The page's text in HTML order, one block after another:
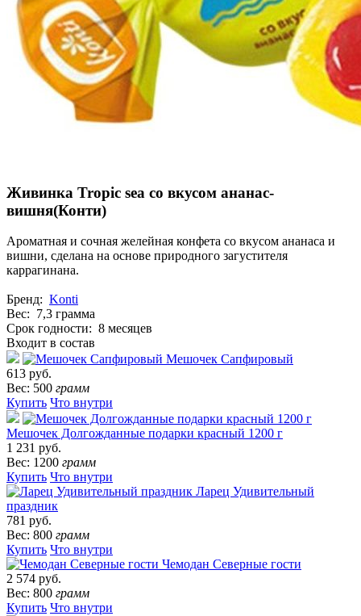
Живинка Tropic sea со вкусом ананас-
вишня(Конти)
Ароматная и сочная желейная конфета со вкусом ананаса и
вишни, сделана на основе природного загустителя
каррагинана.
Бренд: Konti
Вес: 7,3 грамма
Срок годности: 8 месяцев
Входит в состав
Мешочек Сапфировый
613 руб.
Вес: 500 грамм
Купить Что внутри
Мешочек Долгожданные подарки красный 1200 г
1 231 руб.
Вес: 1200 грамм
Купить Что внутри
Ларец Удивительный
праздник
781 руб.
Вес: 800 грамм
Купить Что внутри
Чемодан Северные гости
2 574 руб.
Вес: 800 грамм
Купить Что внутри